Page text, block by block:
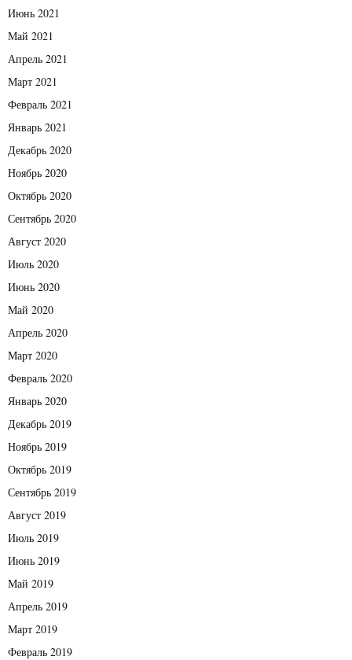
Июнь 2021
Май 2021
Апрель 2021
Март 2021
Февраль 2021
Январь 2021
Декабрь 2020
Ноябрь 2020
Октябрь 2020
Сентябрь 2020
Август 2020
Июль 2020
Июнь 2020
Май 2020
Апрель 2020
Март 2020
Февраль 2020
Январь 2020
Декабрь 2019
Ноябрь 2019
Октябрь 2019
Сентябрь 2019
Август 2019
Июль 2019
Июнь 2019
Май 2019
Апрель 2019
Март 2019
Февраль 2019